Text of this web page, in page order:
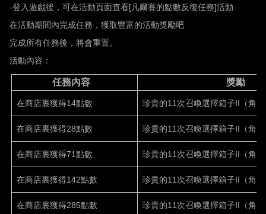
-登入遊戲後，可在活動頁面查看[凡爾賽的點數反復任務]活動
在活動期間內完成任務，獲取豐富的活動獎勵吧
完成所有任務後，將會重置。
活動內容：
任務內容 獎勵
在商店裏獲得14點數 珍貴的11次召喚選擇箱子II（角
在商店裏獲得28點數 珍貴的11次召喚選擇箱子II（角
在商店裏獲得71點數 珍貴的11次召喚選擇箱子II（角
在商店裏獲得142點數 珍貴的11次召喚選擇箱子II（角
在商店裏獲得285點數 珍貴的11次召喚選擇箱子II（角